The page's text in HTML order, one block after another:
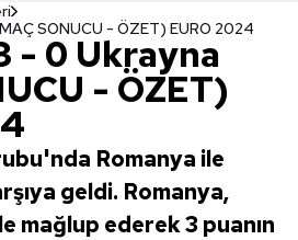
SONUCU - ÖZET) EURO 2024
- 0 Ukrayna
- ÖZET)
Romanya ile
geldi. Romanya,
mağlup ederek 3 puanın